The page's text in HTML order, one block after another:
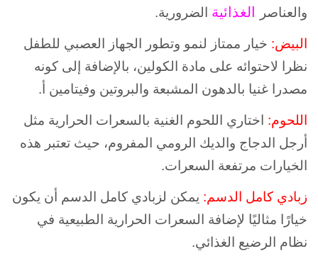
والعناصر
الغذائية الضرورية.
البيض: خيار ممتاز لنمو وتطور الجهاز العصبي للطفل
نظرا لاحتوائه على مادة الكولين، بالإضافة إلى كونه
مصدرا غنيا بالدهون المشبعة والبروتين وفيتامين أ.
اللحوم: اختاري اللحوم الغنية بالسعرات الحرارية مثل
أرجل الدجاج والديك الرومي المفروم، حيث تعتبر هذه
الخيارات مرتفعة السعرات.
زبادي كامل الدسم: يمكن لزبادي كامل الدسم أن يكون
خيارًا مثاليًا لإضافة السعرات الحرارية الطبيعية في
نظام الرضيع الغذائي.